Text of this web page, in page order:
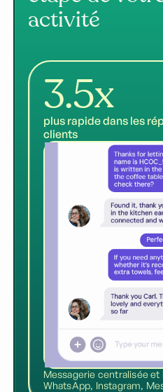
activité
3.5x
plus rapide dans les
clients
Messagerie centralisée et
WhatsApp, Instagram,